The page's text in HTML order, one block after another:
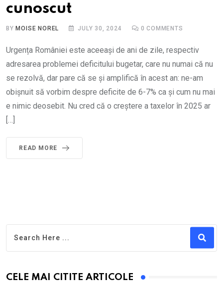
cunoscut
BY MOISE NOREL JULY 30, 2024 0 COMMENTS
Urgența României este aceeași de ani de zile, respectiv
adresarea problemei deficitului bugetar, care nu numai că nu
se rezolvă, dar pare că se și amplifică în acest an: ne-am
obișnuit să vorbim despre deficite de 6-7% ca și cum nu mai
e nimic deosebit. Nu cred că o creștere a taxelor în 2025 ar
[…]
READ MORE
CELE MAI CITITE ARTICOLE